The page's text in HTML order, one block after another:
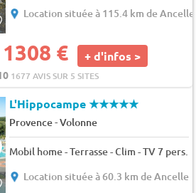
Location située à 115.4 km de Ancelle
1308 € + d'infos >
1677 AVIS SUR 5 SITES
L'Hippocampe★★★★★
Provence-Volonne
Mobil home - Terrasse - Clim - TV 7 pers.
Location située à 60.3 km de Ancelle